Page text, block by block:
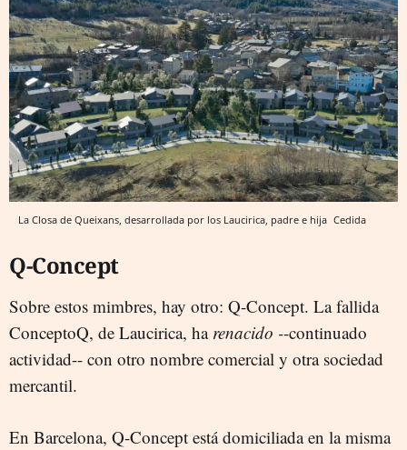
La Closa de Queixans, desarrollada por los Laucirica, padre e hija Cedida
Q-Concept
Sobre estos mimbres, hay otro: Q-Concept. La fallida
ConceptoQ, de Laucirica, ha renacido --continuado
actividad-- con otro nombre comercial y otra sociedad
mercantil.
En Barcelona, Q-Concept está domiciliada en la misma